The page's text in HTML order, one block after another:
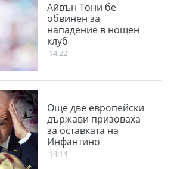
Айвън Тони бе
обвинен за
нападение в нощен
клуб
14:22
Още две европейски
държави призоваха
за оставката на
Инфантино
14:14